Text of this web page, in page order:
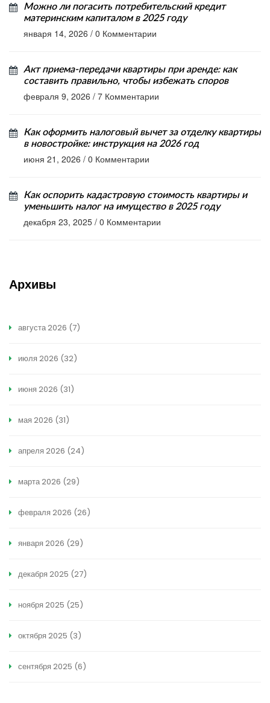
Можно ли погасить потребительский кредит
материнским капиталом в 2025 году
января 14, 2026 / 0 Комментарии
Акт приема-передачи квартиры при аренде: как
составить правильно, чтобы избежать споров
февраля 9, 2026 / 7 Комментарии
Как оформить налоговый вычет за отделку квартиры
в новостройке: инструкция на 2026 год
июня 21, 2026 / 0 Комментарии
Как оспорить кадастровую стоимость квартиры и
уменьшить налог на имущество в 2025 году
декабря 23, 2025 / 0 Комментарии
Архивы
августа 2026 (7)
июля 2026 (32)
июня 2026 (31)
мая 2026 (31)
апреля 2026 (24)
марта 2026 (29)
февраля 2026 (26)
января 2026 (29)
декабря 2025 (27)
ноября 2025 (25)
октября 2025 (3)
сентября 2025 (6)